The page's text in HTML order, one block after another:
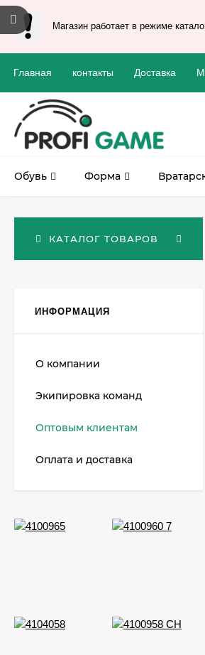
Магазин работает в режиме
Главная контакты Доставка
Обувь Форма
КАТАЛОГ ТОВАРОВ
ИНФОРМАЦИЯ
О компании
Экипировка команд
Оптовым клиентам
Оплата и доставка